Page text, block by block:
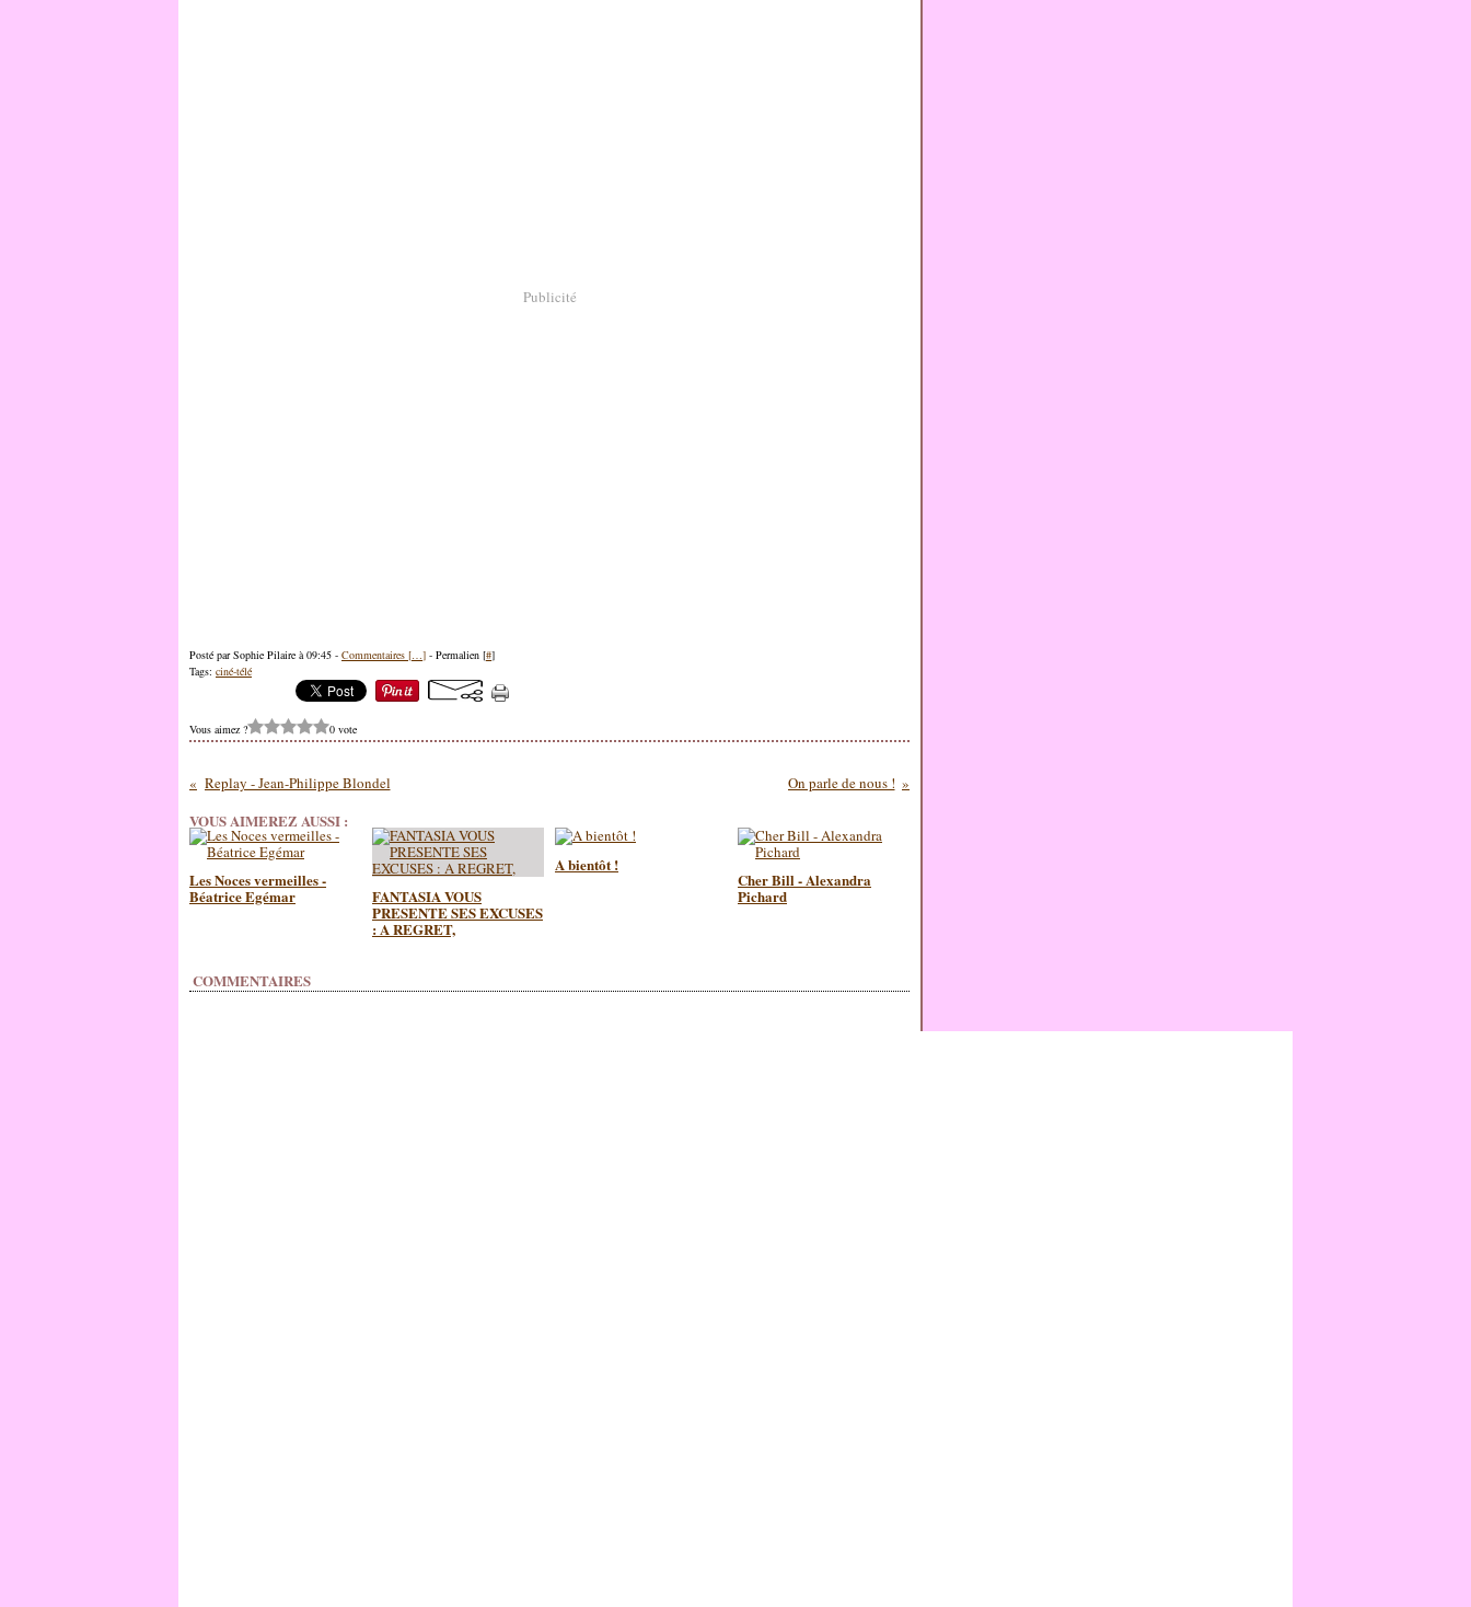
Publicité
Posté par Sophie Pilaire à 09:45 - Commentaires […] - Permalien [#]
Tags: ciné-télé
Vous aimez ? 0 vote
Replay - Jean-Philippe Blondel On parle de nous !
VOUS AIMEREZ AUSSI :
Les Noces vermeilles -
Béatrice Egémar FANTASIA VOUS
PRESENTE SES EXCUSES
: A REGRET,
A bientôt !
Cher Bill - Alexandra
Pichard
COMMENTAIRES